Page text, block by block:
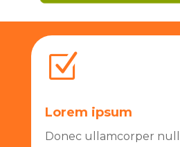
Z
Lorem ipsum
Donec ullamcorper